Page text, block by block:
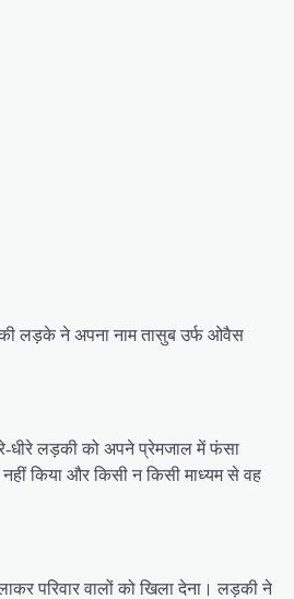
की लड़के ने अपना नाम तासुब उर्फ ओवैस
धीरे लड़की को अपने प्रेमजाल में फंसा
किया और किसी न किसी माध्यम से वह
परिवार वालों को खिला देना। लड़की ने